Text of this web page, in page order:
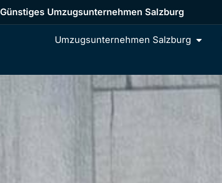
Günstiges Umzugsunternehmen Salzburg
Umzugsunternehmen Salzburg